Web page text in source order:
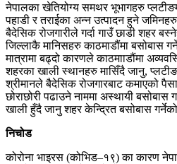
नेपालका खेतियोग्य समथर भूभागहरु
पहाडी र तराईका अन्न उत्पादन हुने
बैदेसिक रोजगारीले गर्दा गाउँ छाडी शहर
जिल्लाकै मानिसहरु काठमाडौंमा बसोबास
मात्रामा बढ्दो कारणले काठमााडौंमा
शहरका खाली स्थानहरु मासिँदै जानु,
श्रीमानले बैदेसिक रोजगारबाट कमाएको
छोराछोरी पढाउने नाममा अस्थायी
खाली हुँदै जानु शहर केन्द्रित बसोबास
निचोड
कोरोना भाइरस (कोभिड–१९) का कारण